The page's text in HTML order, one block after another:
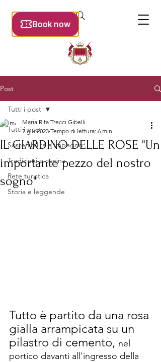
Post
Tutti i post
Sostenibilità e impegno
Tradizioni e cucina
Rete turistica
Storia e leggende
Tutti i post
IL GIARDINO DELLE ROSE "Un
importante pezzo del nostro
sogno"
Maria Rita Trecci Gibelli
7 giu 2023 Tempo di lettura: 6 min
Tutto è partito da una rosa
gialla arrampicata su un
pilastro di cemento, nel
portico davanti all'ingresso della